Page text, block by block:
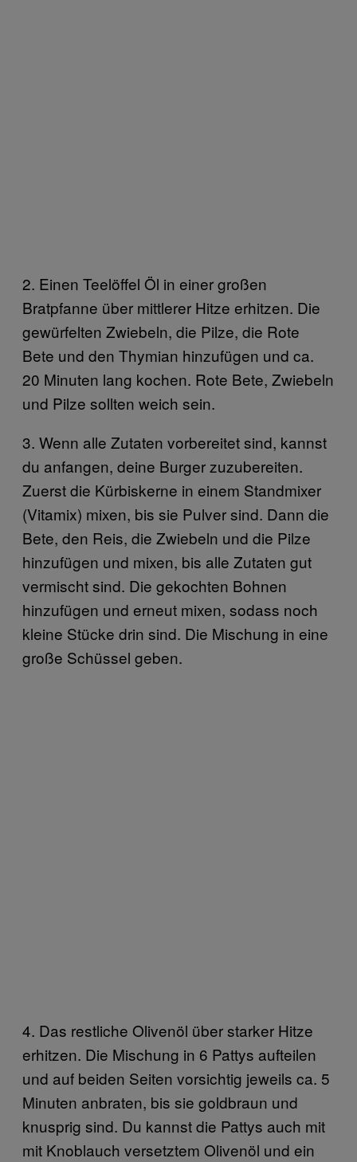
2. Einen Teelöffel Öl in einer großen
Bratpfanne über mittlerer Hitze erhitzen. Die
gewürfelten Zwiebeln, die Pilze, die Rote
Bete und den Thymian hinzufügen und ca.
20 Minuten lang kochen. Rote Bete, Zwiebeln
und Pilze sollten weich sein.
3. Wenn alle Zutaten vorbereitet sind, kannst
du anfangen, deine Burger zuzubereiten.
Zuerst die Kürbiskerne in einem Standmixer
(Vitamix) mixen, bis sie Pulver sind. Dann die
Bete, den Reis, die Zwiebeln und die Pilze
hinzufügen und mixen, bis alle Zutaten gut
vermischt sind. Die gekochten Bohnen
hinzufügen und erneut mixen, sodass noch
kleine Stücke drin sind. Die Mischung in eine
große Schüssel geben.
4. Das restliche Olivenöl über starker Hitze
erhitzen. Die Mischung in 6 Pattys aufteilen
und auf beiden Seiten vorsichtig jeweils ca. 5
Minuten anbraten, bis sie goldbraun und
knusprig sind. Du kannst die Pattys auch mit
mit Knoblauch versetztem Olivenöl und ein